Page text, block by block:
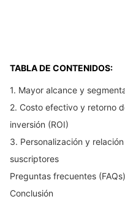
TABLA DE CONTENIDOS:
1. Mayor alcance y
2. Costo efectivo y retorno
inversión (ROI)
3. Personalización y
suscriptores
Preguntas frecuentes (FAQs)
Conclusión